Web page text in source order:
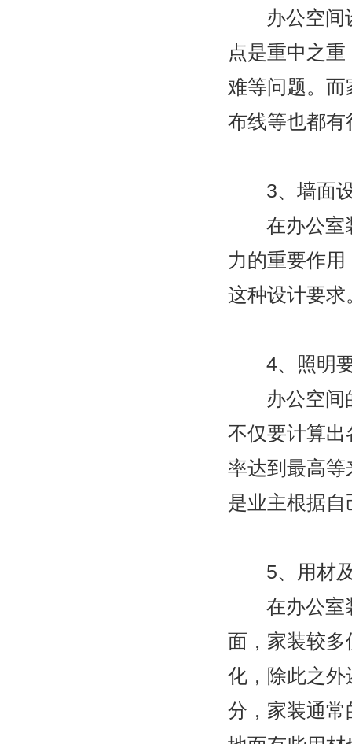
办公空间
点是重中之
难等问题。
布线等也都
3、墙面
在办公室
力的重要作
这种设计要求
4、照明
办公空间
不仅要计算
率达到最高
是业主根据
5、用材
在办公室
面，家装较
化，除此之
分，家装通